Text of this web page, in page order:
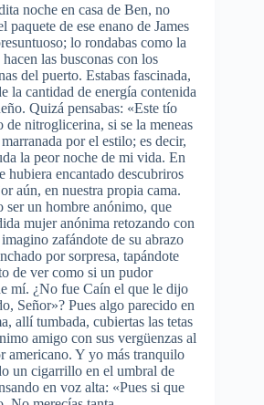
noche en casa de Ben, no
paquete de ese enano de James
lo rondabas como la
las busconas con los
del puerto. Estabas fascinada,
la cantidad de energía contenida
Quizá pensabas: «Este tío
de nitroglicerina, si se la meneas
por el estilo; es decir,
la peor noche de mi vida. En
hubiera encantado descubriros
aún, en nuestra propia cama.
ser un hombre anónimo, que
mujer anónima retozando con
zafándote de su abrazo
por sorpresa, tapándote
de ver como si un pudor
mí. ¿No fue Caín el que le dijo
Señor»? Pues algo parecido en
allí tumbada, cubiertas las tetas
amigo con sus vergüenzas al
americano. Y yo más tranquilo
un cigarrillo en el umbral de
en voz alta: «Pues si que